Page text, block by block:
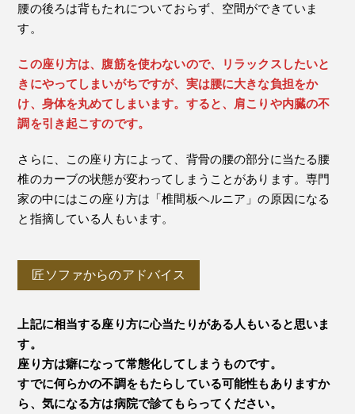
腰の後ろは背もたれについておらず、空間ができていま
す。
この座り方は、腹筋を使わないので、リラックスしたいと
きにやってしまいがちですが、実は腰に大きな負担をか
け、身体を丸めてしまいます。すると、肩こりや内臓の不
調を引き起こすのです。
さらに、この座り方によって、背骨の腰の部分に当たる腰
椎のカーブの状態が変わってしまうことがあります。専門
家の中にはこの座り方は「椎間板ヘルニア」の原因になる
と指摘している人もいます。
匠ソファからのアドバイス
上記に相当する座り方に心当たりがある人もいると思いま
す。
座り方は癖になって常態化してしまうものです。
すでに何らかの不調をもたらしている可能性もありますか
ら、気になる方は病院で診てもらってください。